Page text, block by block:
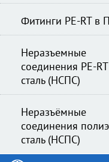
Фитинги PE-RT в
Неразъемные
соединения PE-
сталь (НСПС)
Неразъёмные
соединения
сталь (НСПС)